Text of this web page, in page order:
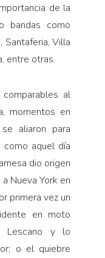
de la
bandas como
Santaferia, Villa
entre otras.
al
momentos en
aliaron para
aquel día
dio origen
Nueva York en
primera vez un
en moto
Lescano y lo
o el quiebre